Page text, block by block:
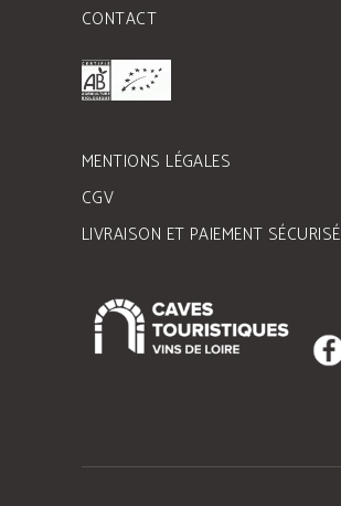
CONTACT
MENTIONS LÉGALES
CGV
LIVRAISON ET PAIEMENT SÉCURISÉ